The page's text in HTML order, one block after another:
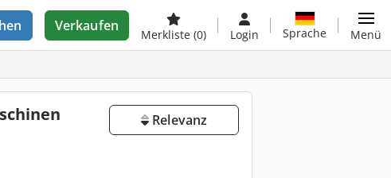
Verkaufen
Merkliste (0) Login Sprache Menü
Relevanz